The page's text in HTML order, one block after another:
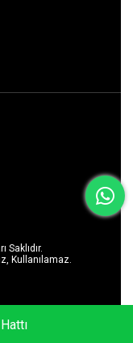
Saklıdır.
Kullanılamaz.